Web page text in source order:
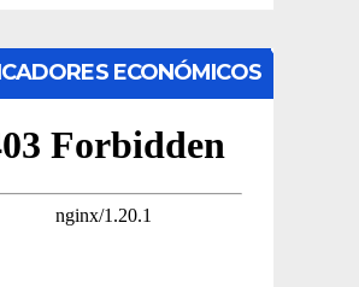
ECONÓMICOS